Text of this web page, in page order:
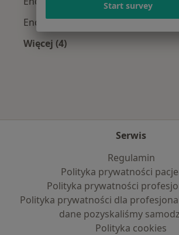
Endokrynolodzy z Allianz w
Więcej (4)
Serwis
Regulamin
Polityka prywatności
Polityka prywatności
Polityka prywatności dla
dane pozyskaliśmy
Polityka cookies
Start survey